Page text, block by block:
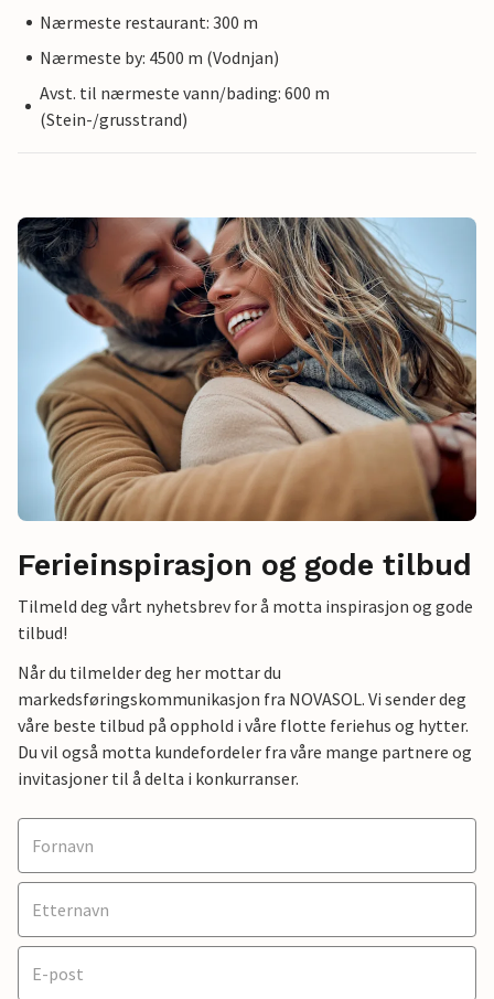
Nærmeste restaurant: 300 m
Nærmeste by: 4500 m (Vodnjan)
Avst. til nærmeste vann/bading: 600 m
(Stein-/grusstrand)
Ferieinspirasjon og gode tilbud
Tilmeld deg vårt nyhetsbrev for å motta inspirasjon og gode
tilbud!
Når du tilmelder deg her mottar du
markedsføringskommunikasjon fra NOVASOL. Vi sender deg
våre beste tilbud på opphold i våre flotte feriehus og hytter.
Du vil også motta kundefordeler fra våre mange partnere og
invitasjoner til å delta i konkurranser.